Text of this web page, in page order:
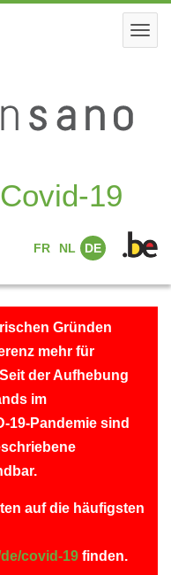
19
FR NL DE
Gründen
mehr für
der Aufhebung
im
19-Pandemie sind
auf die häufigsten
covid-19 finden.